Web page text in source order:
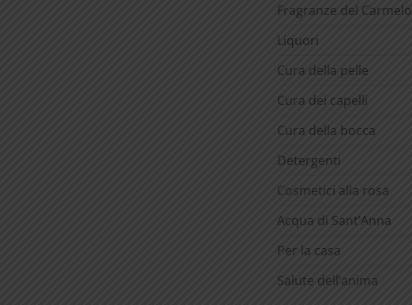
Fragranze del Carmelo
Liquori
Cura della pelle
Cura dei capelli
Cura della bocca
Detergenti
Cosmetici alla rosa
Acqua di Sant’Anna
Per la casa
Salute dell’anima